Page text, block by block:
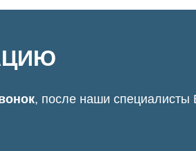
, после наши специалисты